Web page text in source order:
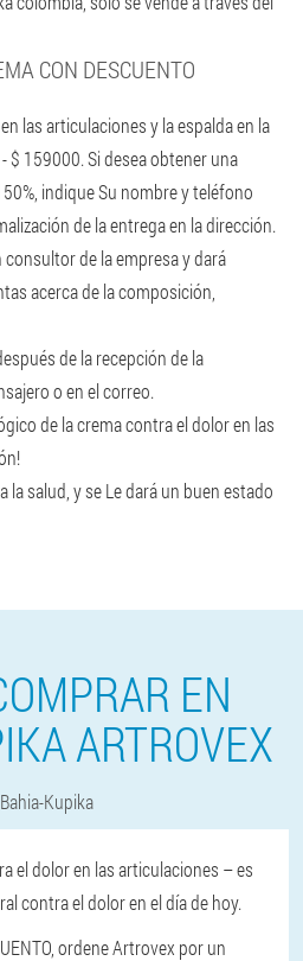
CON DESCUENTO
las articulaciones y la espalda en la
$ 159000. Si desea obtener una
indique Su nombre y teléfono
de la entrega en la dirección.
de la empresa y dará
acerca de la composición,
de la recepción de la
o en el correo.
de la crema contra el dolor en las
la salud, y se Le dará un buen estado
EN
ARTROVEX
Bahia-Kupika
el dolor en las articulaciones – es
contra el dolor en el día de hoy.
ordene Artrovex por un